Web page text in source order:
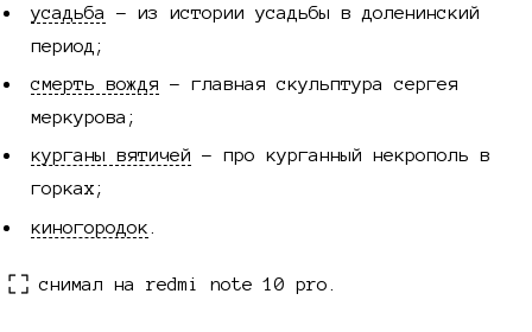
усадьба
- из истории усадьбы в доленинский
период;
смерть вождя - главная скульптура сергея
меркурова;
курганы вятичей - про курганный некрополь в
горках;
киногородок
снимал на redmi note 10 pro.